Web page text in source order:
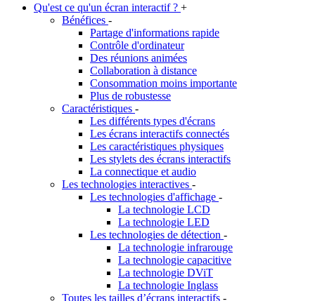
Qu'est ce qu'un écran interactif ? +
Bénéfices -
Partage d'informations rapide
Contrôle d'ordinateur
Des réunions animées
Collaboration à distance
Consommation moins importante
Plus de robustesse
Caractéristiques -
Les différents types d'écrans
Les écrans interactifs connectés
Les caractéristiques physiques
Les stylets des écrans interactifs
La connectique et audio
Les technologies interactives -
Les technologies d'affichage -
La technologie LCD
La technologie LED
Les technologies de détection -
La technologie infrarouge
La technologie capacitive
La technologie DViT
La technologie Inglass
Toutes les tailles d’écrans interactifs -